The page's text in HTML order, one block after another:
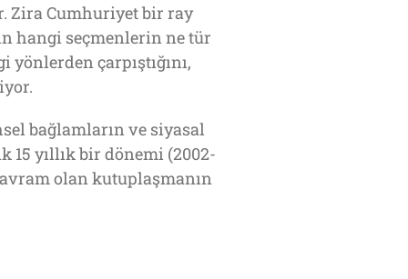
Zira Cumhuriyet bir ray
hangi seçmenlerin ne tür
çarpıştığını,
bağlamların ve siyasal
yıllık bir dönemi (2002-
olan kutuplaşmanın